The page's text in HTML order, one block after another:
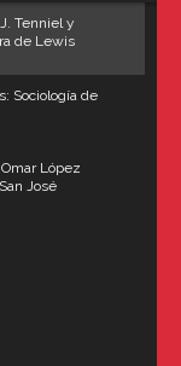
Tenniel y
de Lewis
Sociología de
López
José